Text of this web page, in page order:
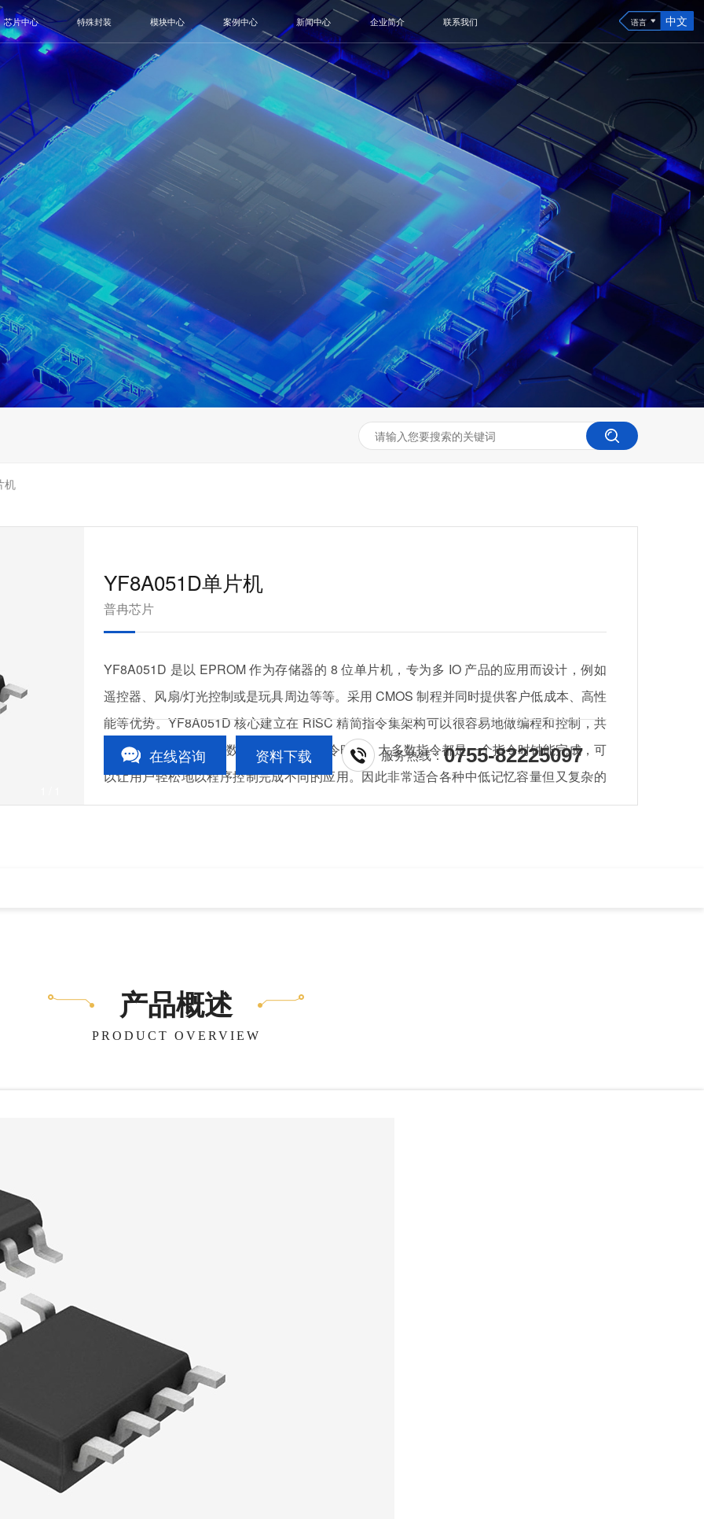
语言 中文
芯片中心 特殊封装 模块中心 案例中心 新闻中心 企业简介 联系我们
机
YF8A051D单片机
普冉芯片
YF8A051D 是以 EPROM 作为存储器的 8 位单片机，专为多 IO 产品的应用而设计，例如
遥控器、风扇/灯光控制或是玩具周边等等。采用 CMOS 制程并同时提供客户低成本、高性
能等优势。YF8A051D 核心建立在 RISC 精简指令集架构可以很容易地做编程和控制，共
有 55 条指令。除了少数指令需要两个指令时钟，大多数指令都是一个指令时钟能完成，可
以让用户轻松地以程序控制完成不同的应用。因此非常适合各种中低记忆容量但又复杂的
应用。
在线咨询 资料下载 服务热线：0755-82225097
产品概述
PRODUCT OVERVIEW